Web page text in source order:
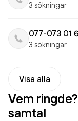
3 sökningar
077-073 01
3 sökningar
Visa alla
Vem
samtal